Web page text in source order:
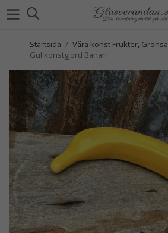
Startsida / Våra konst Frukter,
Gul konstgjord Banan